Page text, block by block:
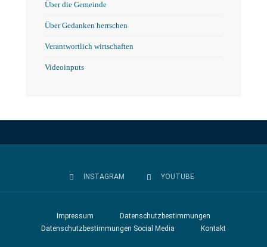
Über die Gemeinde
Über Gedanken herrschen
Verantwortlich wirtschaften
Videoinputs
INSTAGRAM YOUTUBE
Impressum
Datenschutzbestimmungen
Datenschutzbestimmungen Social Media
Kontakt